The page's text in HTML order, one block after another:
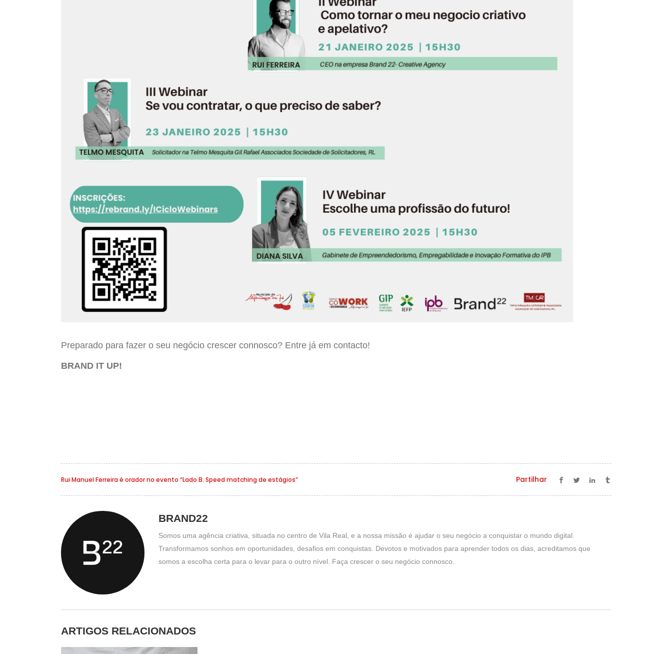
Preparado para fazer o seu negócio crescer connosco? Entre já em contacto!
BRAND IT UP!
Rui Manuel Ferreira é orador no evento “Lado B: Speed matching de estágios” Partilhar
BRAND22
Somos uma agência criativa, situada no centro de Vila Real, e a nossa missão é ajudar o seu negócio a conquistar o mundo digital.
Transformamos sonhos em oportunidades, desafios em conquistas. Devotos e motivados para aprender todos os dias, acreditamos que
somos a escolha certa para o levar para o outro nível. Faça crescer o seu negócio connosco.